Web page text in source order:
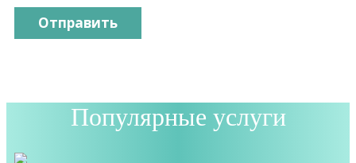
Отправить
Популярные услуги